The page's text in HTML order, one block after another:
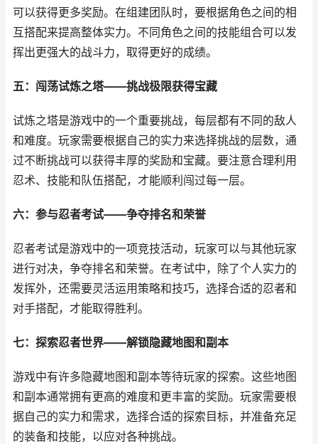
可以获得更多奖励。在组建团队时，要根据角色之间的相
互搭配来提高整体实力。不同角色之间的技能组合可以发
挥出更强大的战斗力，取得更好的成绩。
五：闯荡试炼之塔——挑战极限获得宝藏
试炼之塔是游戏中的一个重要挑战，每层都有不同的敌人
和难度。玩家需要根据自己的实力来选择挑战的层数，通
过不断挑战可以获得丰厚的奖励和宝藏。要注意合理利用
忍术、技能和队伍搭配，才能顺利闯过每一层。
六：参与忍者考试——争夺排名和荣誉
忍者考试是游戏中的一项竞技活动，玩家可以与其他玩家
进行对决，争夺排名和荣誉。在考试中，除了个人实力的
发挥外，还需要灵活运用策略和技巧，选择合适的忍者和
对手搭配，才能取得胜利。
七：探索忍者世界——解锁隐藏地图和副本
游戏中有许多隐藏地图和副本等待玩家的探索。这些地图
和副本通常拥有更高的难度和更丰富的奖励。玩家需要根
据自己的实力和需求，选择合适的探索目标，并准备充足
的装备和技能，以应对各种挑战。